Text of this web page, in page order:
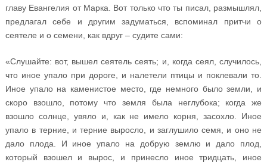
главу Евангелия от Марка. Вот только что ты писал, размышлял,
предлагал себе и другим задуматься, вспоминал притчи о
сеятеле и о семени, как вдруг – судите сами:
«Слушайте: вот, вышел сеятель сеять; и, когда сеял, случилось,
что иное упало при дороге, и налетели птицы и поклевали то.
Иное упало на каменистое место, где немного было земли, и
скоро взошло, потому что земля была неглубока; когда же
взошло солнце, увяло и, как не имело корня, засохло. Иное
упало в терние, и терние выросло, и заглушило семя, и оно не
дало плода. И иное упало на добрую землю и дало плод,
который взошел и вырос, и принесло иное тридцать, иное